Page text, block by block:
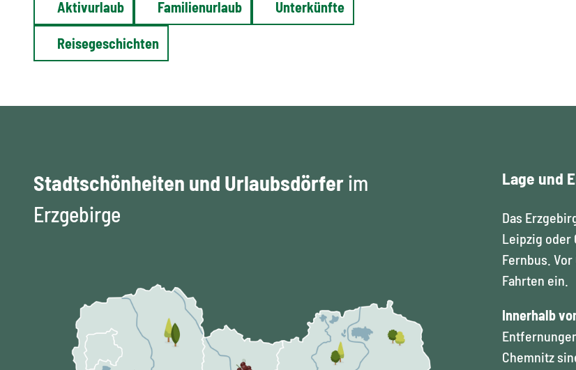
Aktivurlaub Familienurlaub Unterkünfte
Reisegeschichten
Stadtschönheiten und Urlaubsdörferim
Erzgebirge
Lage und
Das
Leipzig oder
Fernbus.
Fahrten ein.
Innerhalb
Chemnitz